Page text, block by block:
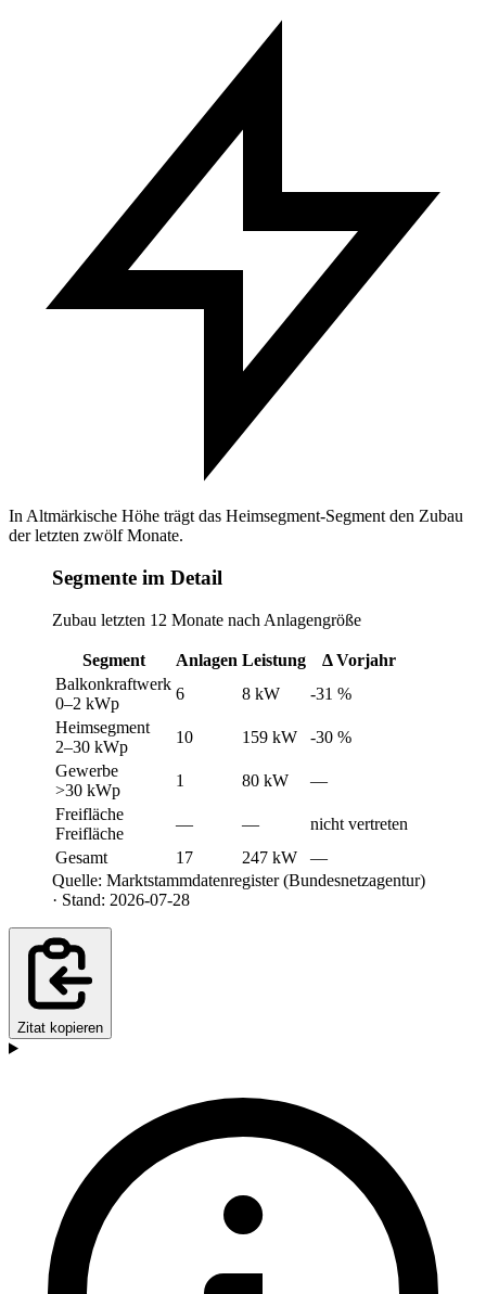
In Altmärkische Höhe trägt das Heimsegment-Segment den Zubau
der letzten zwölf Monate.
Segmente im Detail
Zubau letzten 12 Monate nach Anlagengröße
Segment Anlagen Leistung
Δ Vorjahr
Balkonkraftwerk
0–2 kWp
6 8 kW
-31 %
Heimsegment
2–30 kWp
10 159 kW
-30 %
Gewerbe
>30 kWp
1 80 kW
—
Freifläche
Freifläche
— —
nicht vertreten
Gesamt
17 247 kW
—
Quelle: Marktstammdatenregister (Bundesnetzagentur)
· Stand: 2026-07-28
Zitat kopieren